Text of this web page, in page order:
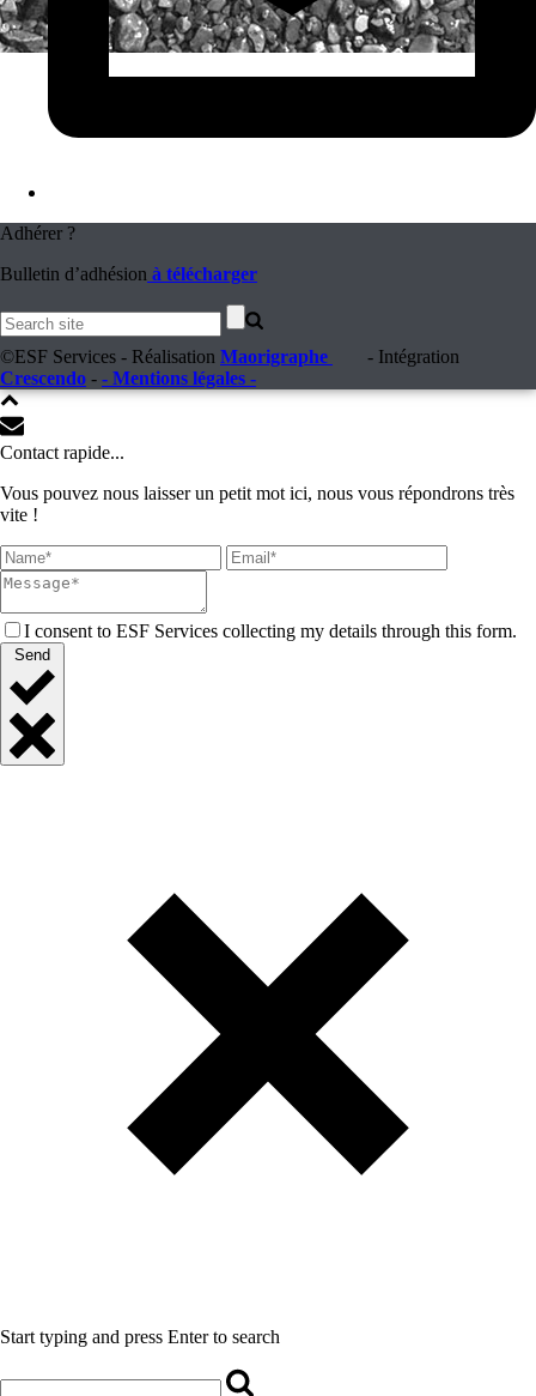
Adhérer ?
Bulletin d’adhésion à télécharger
©ESF Services - Réalisation Maorigraphe
- Intégration
Crescendo - - Mentions légales -
Contact rapide...
Vous pouvez nous laisser un petit mot ici, nous vous répondrons très
vite !
I consent to ESF Services collecting my details through this form.
Send
Start typing and press Enter to search